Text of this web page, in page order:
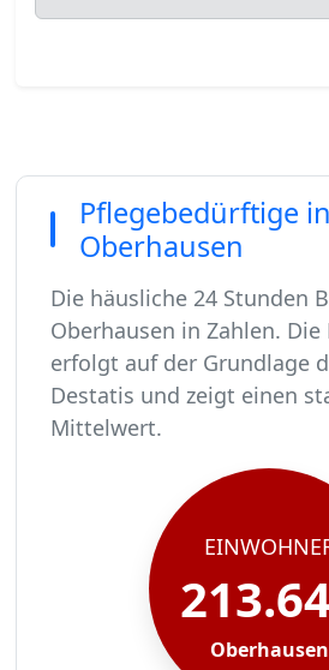
Pflegebedürftige in
Oberhausen
Die häusliche 24 Stunden
Oberhausen in Zahlen. Die
erfolgt auf der Grundlage
Destatis und zeigt einen
Mittelwert.
In Oberhausen leben rund
Von diesen 213646
Ca. 2085 dieser
Der Großteil der
Oberhausen